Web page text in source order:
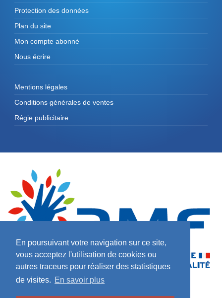
En poursuivant votre navigation sur ce site,
vous acceptez l'utilisation de cookies ou
autres traceurs pour réaliser des statistiques
de visites. En savoir plus
Protection des données
Plan du site
Mon compte abonné
Nous écrire
Mentions légales
Conditions générales de ventes
Régie publicitaire